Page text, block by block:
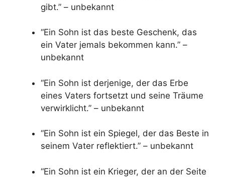
gibt.” – unbekannt
“Ein Sohn ist das beste Geschenk, das
ein Vater jemals bekommen kann.” –
unbekannt
“Ein Sohn ist derjenige, der das Erbe
eines Vaters fortsetzt und seine Träume
verwirklicht.” – unbekannt
“Ein Sohn ist ein Spiegel, der das Beste in
seinem Vater reflektiert.” – unbekannt
“Ein Sohn ist ein Krieger, der an der Seite